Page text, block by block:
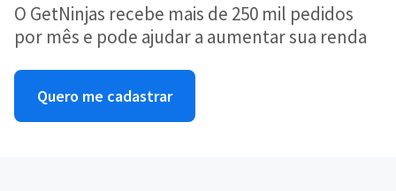
O GetNinjas recebe mais de 250 mil pedidos
por mês e pode ajudar a aumentar sua renda
Quero me cadastrar